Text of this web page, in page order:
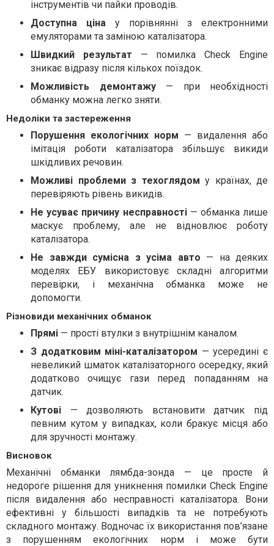
інструментів чи пайки проводів.
Доступна ціна у порівнянні з електронними
емуляторами та заміною каталізатора.
Швидкий результат — помилка Check Engine
зникає відразу після кількох поїздок.
Можливість демонтажу— при необхідності
обманку можна легко зняти.
Недоліки та застереження
Порушення екологічних норм — видалення або
імітація роботи каталізатора збільшує викиди
шкідливих речовин.
Можливі проблеми з техоглядом у країнах, де
перевіряють рівень викидів.
Не усуває причину несправності— обманка лише
маскує проблему, але не відновлює роботу
каталізатора.
Не завжди сумісна з усіма авто — на деяких
моделях ЕБУ використовує складні алгоритми
перевірки, і механічна обманка може не
допомогти.
Різновиди механічних обманок
Прямі — прості втулки з внутрішнім каналом.
З додатковим міні-каталізатором — усередині є
невеликий шматок каталізаторного осередку, який
додатково очищує гази перед попаданням на
датчик.
Кутові — дозволяють встановити датчик під
певним кутом у випадках, коли бракує місця або
для зручності монтажу.
Висновок
Механічні обманки лямбда-зонда — це просте й
недороге рішення для уникнення помилки Check Engine
після видалення або несправності каталізатора. Вони
ефективні у більшості випадків та не потребують
складного монтажу. Водночас їх використання пов’язане
з порушенням екологічних норм і може бути